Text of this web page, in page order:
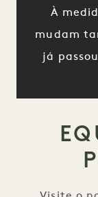
À
mudam
já